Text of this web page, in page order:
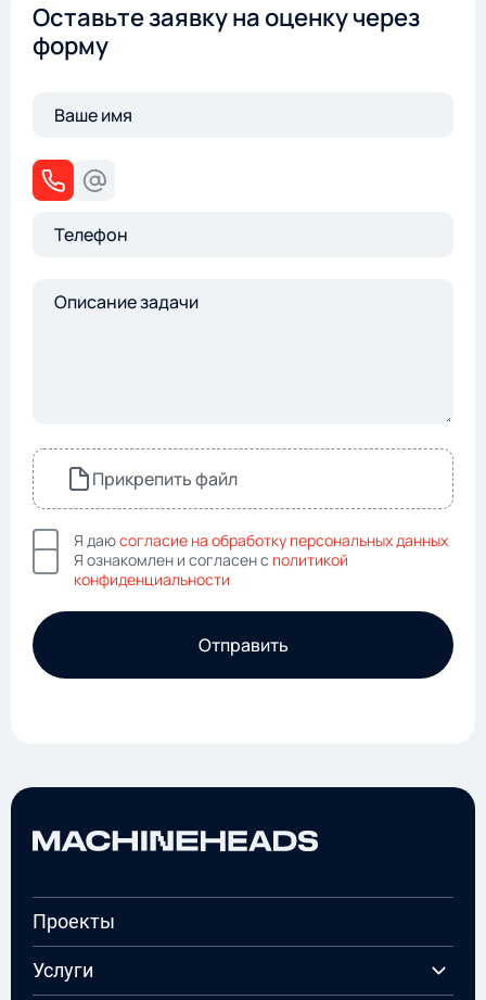
Оставьте заявку на оценку через
форму
Прикрепить файл
Я даюсогласие на обработку персональных данных
Я ознакомлен и согласен с политикой
конфиденциальности
Отправить
Проекты
Услуги